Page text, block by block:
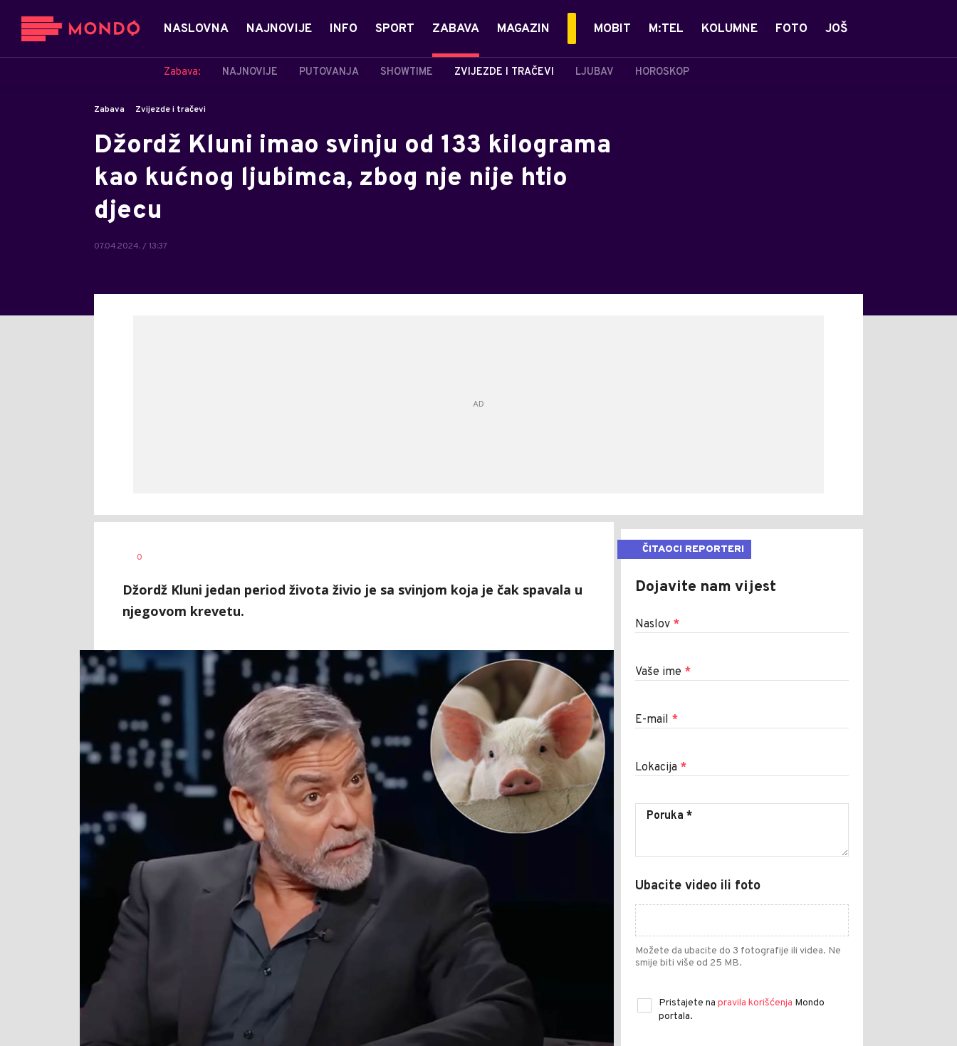
NASLOVNA NAJNOVIJE INFO SPORT ZABAVA
Zabava: NAJNOVIJE PUTOVANJA SHOWTIME ZVIJEZDE I TRAČEVI LJUBAV HOROSKOP
MAGAZIN MOBIT M:TEL KOLUMNE FOTO JOŠ
Zabava Zvijezde i tračevi
Džordž Kluni imao svinju od 133 kilograma
kao kućnog ljubimca, zbog nje nije htio
djecu
07.04.2024. / 13:37
AUTOR
0
Džordž Kluni jedan period života živio je sa svinjom koja je čak spavala u
njegovom krevetu.
ČITAOCI REPORTERI
Dojavite nam vijest
Naslov *
Vaše ime *
E-mail *
Lokacija *
Ubacite video ili foto
Možete da ubacite do 3 fotografije ili videa. Ne
smije biti više od 25 MB.
Pristajete na pravila korišćenja Mondo
portala.